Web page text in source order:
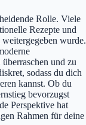
Rolle. Viele
Rezepte und
wurde.
und zu
sodass du dich
kannst. Ob du
bevorzugst
Perspektive hat
Rahmen für deine